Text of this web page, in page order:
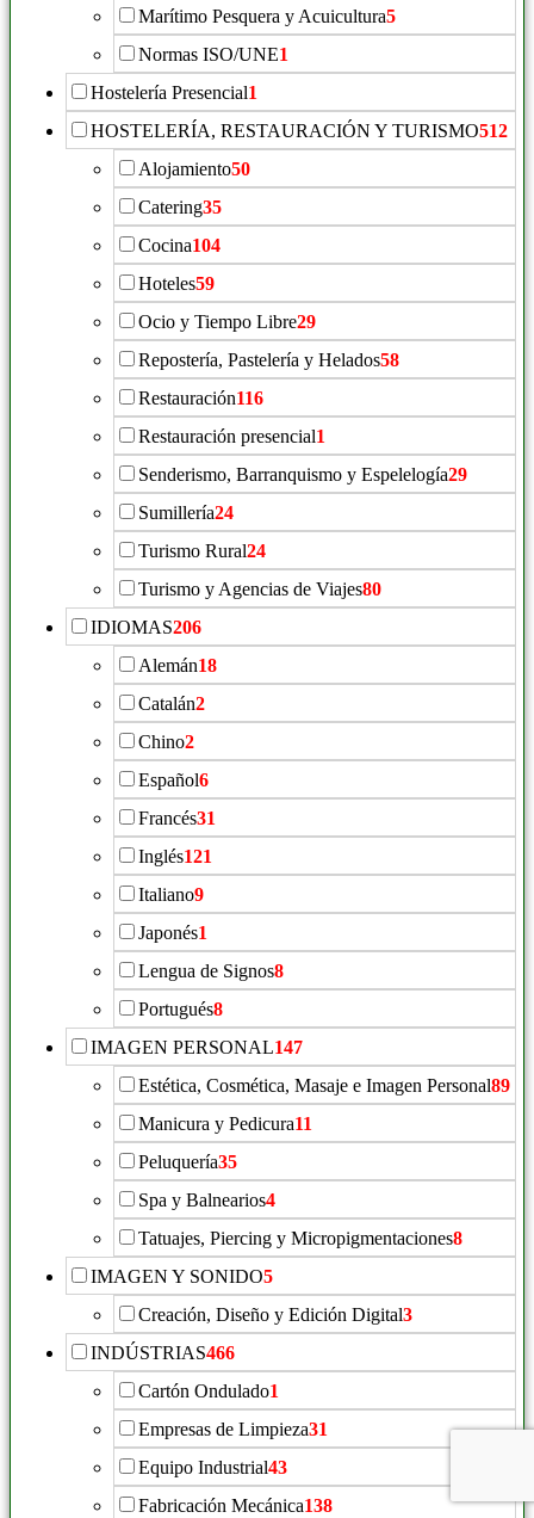
Marítimo Pesquera y Acuicultura5
Normas ISO/UNE1
Hostelería Presencial1
HOSTELERÍA, RESTAURACIÓN Y TURISMO512
Alojamiento50
Catering35
Cocina104
Hoteles59
Ocio y Tiempo Libre29
Repostería, Pastelería y Helados58
Restauración116
Restauración presencial1
Senderismo, Barranquismo y Espelelogía29
Sumillería24
Turismo Rural24
Turismo y Agencias de Viajes80
IDIOMAS206
Alemán18
Catalán2
Chino2
Español6
Francés31
Inglés121
Italiano9
Japonés1
Lengua de Signos8
Portugués8
IMAGEN PERSONAL147
Estética, Cosmética, Masaje e Imagen Personal89
Manicura y Pedicura11
Peluquería35
Spa y Balnearios4
Tatuajes, Piercing y Micropigmentaciones8
IMAGEN Y SONIDO5
Creación, Diseño y Edición Digital3
INDÚSTRIAS466
Cartón Ondulado1
Empresas de Limpieza31
Equipo Industrial43
Fabricación Mecánica138